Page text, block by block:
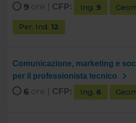
9 ore | CFP: Ing. 9
Per. Ind. 12
Comunicazione, marketing e
per il professionista tecnico
6 ore | CFP: Ing. 6